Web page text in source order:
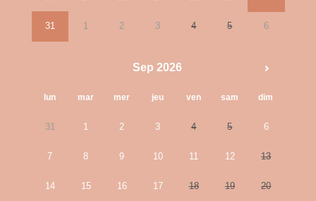
31 1 2 3 4 5 6
Sep 2026
lun mar mer jeu ven sam dim
31 1 2 3 4 5 6
7 8 9 10 11 12 13
14 15 16 17 18 19 20